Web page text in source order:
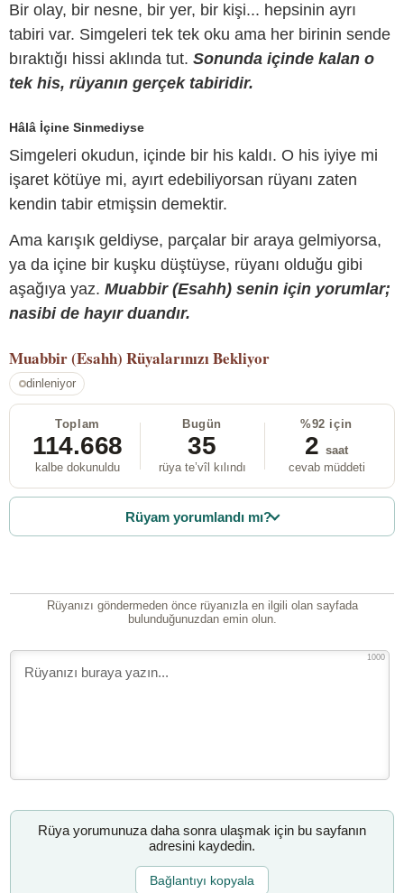
Bir olay, bir nesne, bir yer, bir kişi... hepsinin ayrı
tabiri var. Simgeleri tek tek oku ama her birinin sende
bıraktığı hissi aklında tut. Sonunda içinde kalan o
tek his, rüyanın gerçek tabiridir.
Hâlâ İçine Sinmediyse
Simgeleri okudun, içinde bir his kaldı. O his iyiye mi
işaret kötüye mi, ayırt edebiliyorsan rüyanı zaten
kendin tabir etmişsin demektir.
Ama karışık geldiyse, parçalar bir araya gelmiyorsa,
ya da içine bir kuşku düştüyse, rüyanı olduğu gibi
aşağıya yaz. Muabbir (Esahh) senin için yorumlar;
nasibi de hayır duandır.
Muabbir (Esahh) Rüyalarınızı Bekliyor
dinleniyor
Toplam
114.668
kalbe dokunuldu
Bugün
35
rüya te’vîl kılındı
%92 için
2 saat
cevab müddeti
Rüyam yorumlandı mı?
Rüyanızı göndermeden önce rüyanızla en ilgili olan sayfada
bulunduğunuzdan emin olun.
1000
Rüya yorumunuza daha sonra ulaşmak için bu sayfanın
adresini kaydedin.
Bağlantıyı kopyala